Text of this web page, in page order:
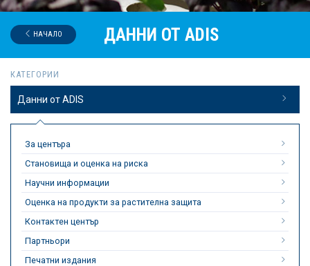
ДАННИ ОТ ADIS
НАЧАЛО
КАТЕГОРИИ
Данни от ADIS
За центъра
Становища и оценка на риска
Научни информации
Оценка на продукти за растителна защита
Контактен център
Партньори
Печатни издания